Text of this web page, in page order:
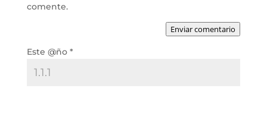
comente.
Enviar comentario
Este @ño *